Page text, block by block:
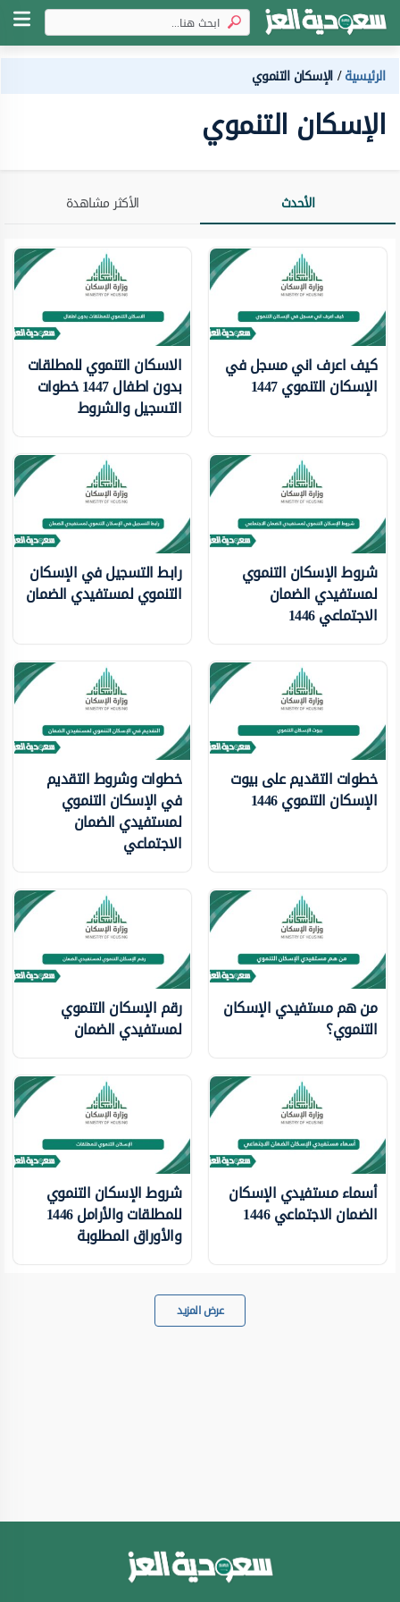
الرئيسية الإسكان التنموي
الإسكان التنموي
الأحدث الأكثر مشاهدة
كيف اعرف اني مسجل في
الإسكان التنموي 1447
الاسكان التنموي للمطلقات
بدون اطفال 1447 خطوات
التسجيل والشروط
شروط الإسكان التنموي
لمستفيدي الضمان
الاجتماعي 1446
رابط التسجيل في الإسكان
التنموي لمستفيدي الضمان
خطوات التقديم على بيوت
الإسكان التنموي 1446
خطوات وشروط التقديم
في الإسكان التنموي
لمستفيدي الضمان
الاجتماعي
من هم مستفيدي الإسكان
التنموي؟
رقم الإسكان التنموي
لمستفيدي الضمان
أسماء مستفيدي الإسكان
الضمان الاجتماعي 1446
شروط الإسكان التنموي
للمطلقات والأرامل 1446
والأوراق المطلوبة
عرض المزيد